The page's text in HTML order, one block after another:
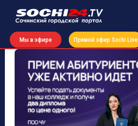
Мы в эфире Прямой эфир Sochi Live